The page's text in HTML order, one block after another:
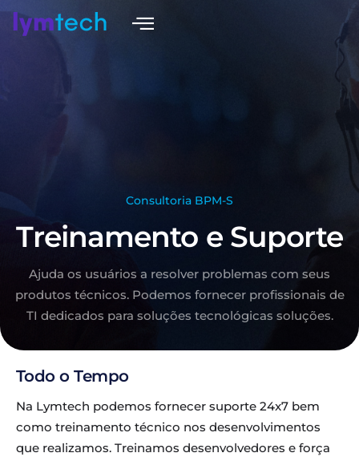
Consultoria BPM-S
Treinamento e Suporte
Ajuda os usuários a resolver problemas com seus
produtos técnicos. Podemos fornecer profissionais de
TI dedicados para soluções tecnológicas soluções.
Todo o Tempo
Na Lymtech podemos fornecer suporte 24x7 bem
como treinamento técnico nos desenvolvimentos
que realizamos. Treinamos desenvolvedores e força